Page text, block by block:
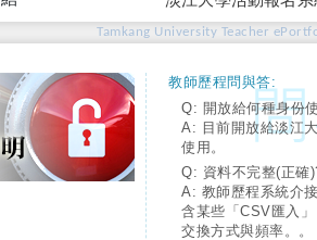
Tamkang University Teacher
教師歷程問與答:
Q: 開放給何種身份
A: 目前開放給淡江
使用。
Q: 資料不完整(正確
A: 教師歷程系統介
含某些「CSV匯入
交換方式與頻率。。